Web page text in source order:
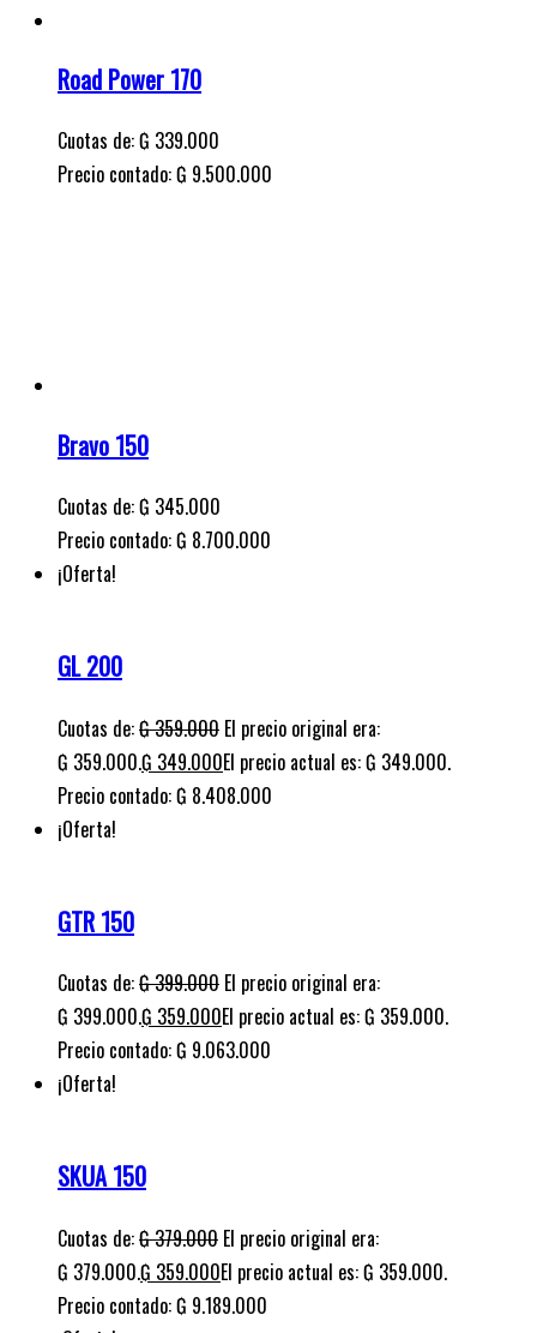
GL 200
Cuotas de:₲ 359.000
₲ 359.000.₲349.000El precio actual es: ₲ 349.000.
Precio contado: ₲ 8.408.000
Cuotas de:₲399.000El precio original era:
₲ 399.000.₲359.000El precio actual es: ₲ 359.000.
Precio contado: ₲ 9.063.000
SKUA 150
Cuotas de:₲379.000El precio original era:
₲ 379.000.₲359.000El precio actual es: ₲ 359.000.
Precio contado: ₲ 9.189.000
Cuotas de:₲469.000El precio original era:
₲ 469.000.₲399.000El precio actual es: ₲ 399.000.